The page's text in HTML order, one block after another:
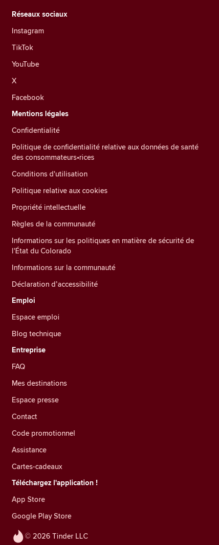
© 2026 Tinder LLC
Réseaux sociaux
Instagram
TikTok
YouTube
X
Facebook
Mentions légales
Confidentialité
Politique de confidentialité relative aux données de santé
des consommateurs•rices
Conditions d'utilisation
Politique relative aux cookies
Propriété intellectuelle
Règles de la communauté
Informations sur les politiques en matière de sécurité de
l'État du Colorado
Informations sur la communauté
Déclaration d’accessibilité
Emploi
Espace emploi
Blog technique
Entreprise
FAQ
Mes destinations
Espace presse
Contact
Code promotionnel
Assistance
Cartes-cadeaux
Téléchargez l'application !
App Store
Google Play Store